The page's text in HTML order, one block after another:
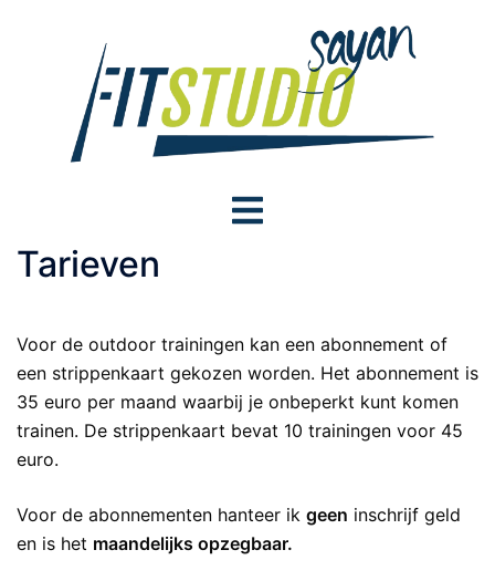
Toggle
Tarieven
Voor de outdoor trainingen kan een abonnement of
een strippenkaart gekozen worden. Het abonnement is
35 euro per maand waarbij je onbeperkt kunt komen
trainen. De strippenkaart bevat 10 trainingen voor 45
euro.
Voor de abonnementen hanteer ik geen inschrijf geld
en is het maandelijks opzegbaar.